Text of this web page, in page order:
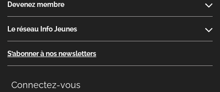
Devenez membre
Le réseau Info Jeunes
S’abonner à nos newsletters
Connectez-vous